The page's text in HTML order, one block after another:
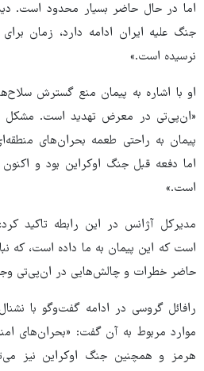
اما در حال حاضر بسیار محدود است.
جنگ علیه ایران ادامه دارد، زمان
نرسیده است.»
«ان‌پی‌تی در معرض تهدید است. مشکل
پیمان به راحتی طعمه بحران‌های
اما دفعه قبل جنگ اوکراین بود و
است.»
مدیرکل آژانس در این رابطه تاکید
است که این پیمان به ما داده است، که
حاضر خطرات و چالش‌هایی در ان‌پی‌تی
رافائل گروسی در ادامه گفت‌وگو با
موارد مربوط به آن گفت: «بحران‌های
هرمز و همچنین جنگ اوکراین نیز